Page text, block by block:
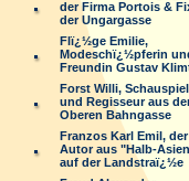
der Firma Portois &
der Ungargasse
Flï¿½ge Emilie,
Modeschï¿½pferin
Freundin Gustav
Forst Willi,
und Regisseur aus
Oberen Bahngasse
Franzos Karl Emil, der
Autor aus "Halb-
auf der Landstraï¿½e